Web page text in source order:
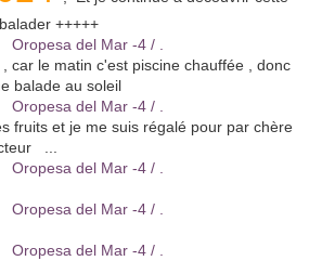
+++++
car le matin c'est piscine chauffée , donc
balade au soleil
fruits et je me suis régalé pour par chère
...